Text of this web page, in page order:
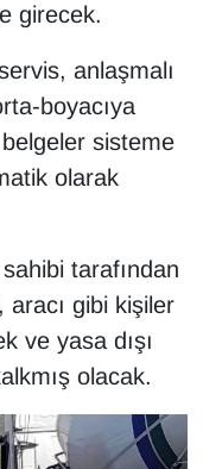
girecek.
anlaşmalı
boyacıya
sisteme
olarak
tarafından
aracı gibi kişiler
ve yasa dışı
olacak.